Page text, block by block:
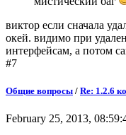
виктор если сначала
окей. видимо при
интерфейсам, а потом
#7
Общие вопросы / Re: 1.2.6
February 25, 2013,